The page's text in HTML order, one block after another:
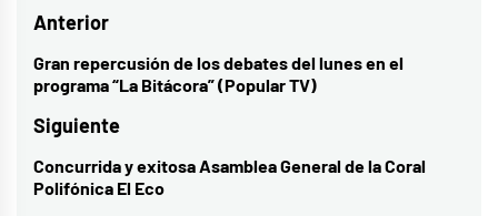
Navegación
de
entradas
Anterior
Entrada
anterior:
Gran repercusión de los debates del lunes en el
programa “La Bitácora” (Popular TV)
Siguiente
Entrada
siguiente:
Concurrida y exitosa Asamblea General de la Coral
Polifónica El Eco